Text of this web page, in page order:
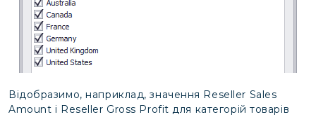
Відобразимо, наприклад, значення Reseller Sales
Amount і Reseller Gross Profit для категорій товарів